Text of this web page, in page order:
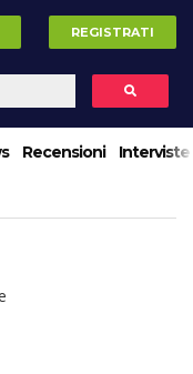
REGISTRATI
Recensioni Interviste